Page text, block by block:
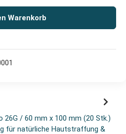
Warenkorb
26G / 60 mm x 100 mm (20 Stk.)
für natürliche Hautstraffung &